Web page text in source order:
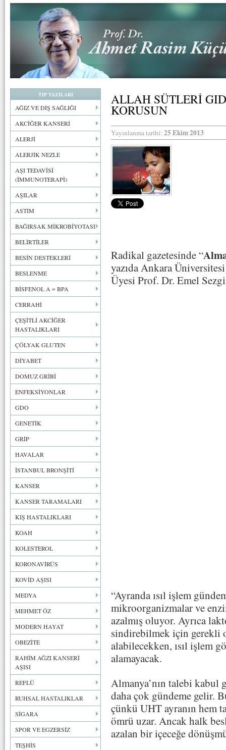
TIP YAZILARI
AĞIZ VE DİŞ SAĞLIĞI
AKCİĞER KANSERİ
ALERJİ
ALERJİK NEZLE
AŞI TEDAVİSİ
(İMMUNOTERAPİ)
AŞILAR
ASTIM
BAĞIRSAK MİKROBİYOTASI
BELİRTİLER
BESİN DESTEKLERİ
BESLENME
BİSFENOL A = BPA
CERRAHİ
ÇEŞİTLİ AKCİĞER
HASTALIKLARI
ÇÖLYAK GLUTEN
DİYABET
DOMUZ GRİBİ
ENFEKSİYONLAR
GDO
GENETİK
GRİP
HAVALAR
İSTANBUL BRONŞİTİ
KANSER
KANSER TARAMALARI
KIŞ HASTALIKLARI
KOAH
KOLESTEROL
KORONAVİRÜS
KOVİD AŞISI
MEDYA
MEHMET ÖZ
MODERN HAYAT
OBEZİTE
RAHİM AĞZI KANSERİ
AŞISI
REFLÜ
RUHSAL HASTALIKLAR
SİGARA
SPOR VE EGZERSİZ
TEŞHİS
ALLAH SÜTLERİ
KORUSUN
Yayınlanma tarihi: 25 Ekim 2013
Radikal gazetesinde “
yazıda Ankara
Üyesi Prof. Dr. Emel
“Ayranda ısıl işlem
mikroorganizmalar ve
azalmış oluyor. Ayrıca
sindirebilmek için gerekli
alabilecekken, ısıl işlem
alamayacak.
Almanya’nın talebi kabul
daha çok gündeme gelir.
çünkü UHT ayranın hem
ömrü uzar. Ancak halk
azalan bir içeceğe